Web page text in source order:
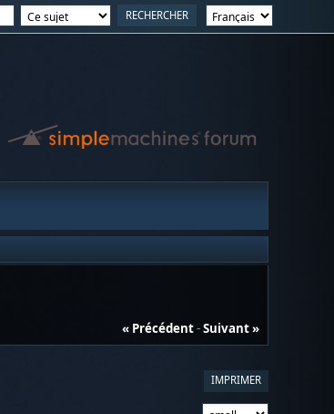
« Précédent-Suivant »
IMPRIMER